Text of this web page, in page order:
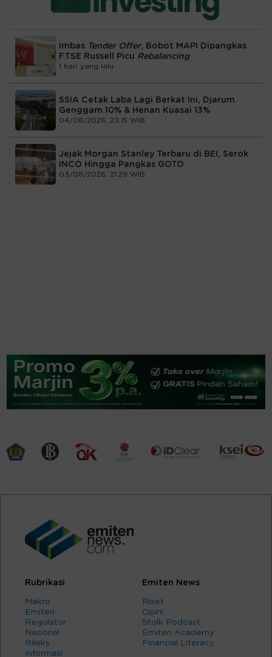
Imbas Tender Offer, Bobot MAPI Dipangkas
FTSE Russell Picu Rebalancing
1 hari yang lalu
SSIA Cetak Laba Lagi Berkat Ini, Djarum
Genggam 10% & Henan Kuasai 13%
04/08/2026, 23:15 WIB
Jejak Morgan Stanley Terbaru di BEI, Serok
INCO Hingga Pangkas GOTO
03/08/2026, 21:29 WIB
Rubrikasi
Makro
Emiten
Regulator
Nasional
Rileks
Informasi
Emiten News
Riset
Opini
Stolk Podcast
Emiten Academy
Financial Literacy